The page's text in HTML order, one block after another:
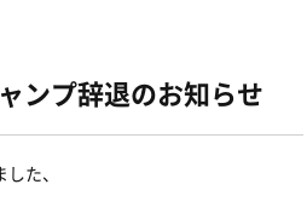
ンプ辞退のお知らせ
た、